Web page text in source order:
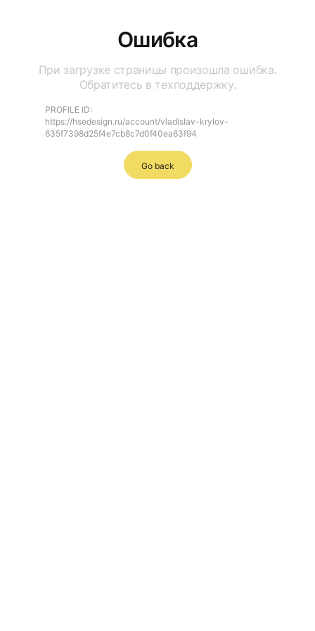
Ошибка
При загрузке страницы произошла ошибка.
Обратитесь в техподдержку.
PROFILE ID:
https://hsedesign.ru/account/vladislav-krylov-
635f7398d25f4e7cb8c7d0f40ea63f94
Go back